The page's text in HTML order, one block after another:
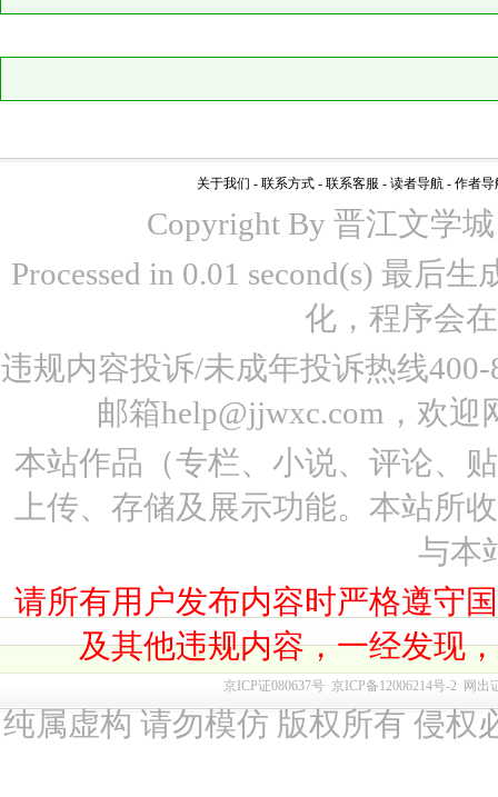
关于我们 - 联系方式 - 联系客服 - 读者导航 - 作者导
Copyright By 晋江文学
Processed in 0.01 second(s) 最后
化，程序会
违规内容投诉/未成年投诉热线
邮箱help@jjwxc.com，欢
本站作品（专栏、小说、评论、
上传、存储及展示功能。本站所
与本
请所有用户发布内容时严格遵守
及其他违规内容，一经发现
京ICP证080637号 京ICP备12006214号-2 网出
纯属虚构 请勿模仿 版权所有 侵权